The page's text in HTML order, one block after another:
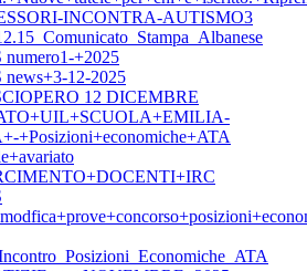
INCONTRA-AUTISMO3
+2025
12-2025
12 DICEMBRE
+Posizioni+economiche+ATA